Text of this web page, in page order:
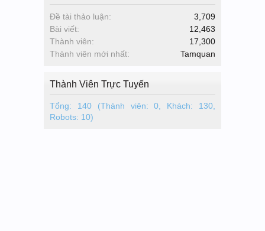
Đề tài thảo luận:
3,709
Bài viết:
12,463
Thành viên:
17,300
Thành viên mới nhất:
Tamquan
Thành Viên Trực Tuyến
Tổng: 140 (Thành viên: 0, Khách: 130,
Robots: 10)